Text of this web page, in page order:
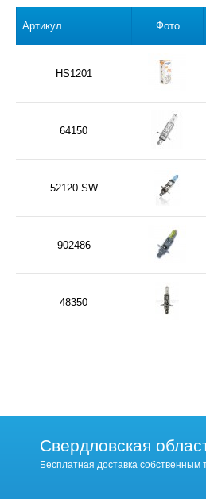
Артикул Фото
HS1201
64150
52120 SW
902486
48350
Свердловская
Бесплатная доставка собственным